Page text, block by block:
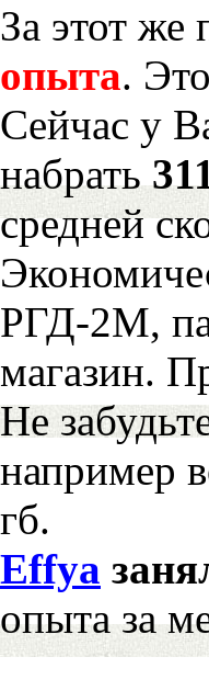
За этот
опыта. Это
Сейчас у
набрать
средней
РГД-2М,
магазин.
Не
например
гб.
Effya
опыта за